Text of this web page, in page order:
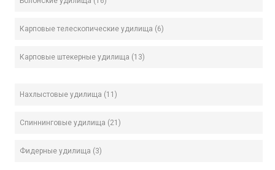
Карповые телескопические удилища (6)
Карповые штекерные удилища (13)
Нахлыстовые удилища (11)
Спиннинговые удилища (21)
Фидерные удилища (3)